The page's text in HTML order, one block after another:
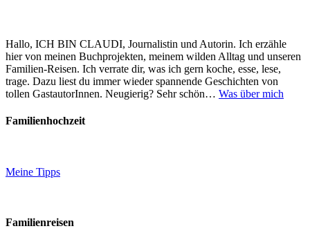
Hallo, ICH BIN CLAUDI, Journalistin und Autorin. Ich erzähle
hier von meinen Buchprojekten, meinem wilden Alltag und unseren
Familien-Reisen. Ich verrate dir, was ich gern koche, esse, lese,
trage. Dazu liest du immer wieder spannende Geschichten von
tollen GastautorInnen. Neugierig? Sehr schön… Was über mich
Familienhochzeit
Meine Tipps
Familienreisen